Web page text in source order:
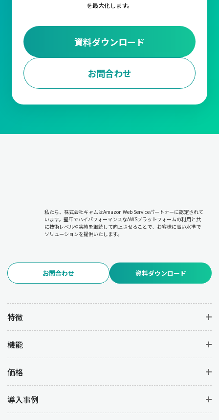
を最大化します。
資料ダウンロード
お問合わせ
私たち、株式会社キャムはAmazon Web Serviceパートナーに認定されて
います。堅牢でハイパフォーマンスなAWSプラットフォームの利用と共
に技術レベルや実績を継続して向上させることで、お客様に高い水準で
ソリューションを提供いたします。
お問合わせ 資料ダウンロード
特徴
機能
価格
導入事例